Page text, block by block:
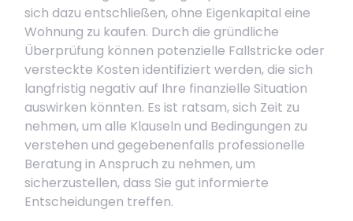
sich dazu entschließen, ohne Eigenkapital eine
Wohnung zu kaufen. Durch die gründliche
Überprüfung können potenzielle Fallstricke oder
versteckte Kosten identifiziert werden, die sich
langfristig negativ auf Ihre finanzielle Situation
auswirken könnten. Es ist ratsam, sich Zeit zu
nehmen, um alle Klauseln und Bedingungen zu
verstehen und gegebenenfalls professionelle
Beratung in Anspruch zu nehmen, um
sicherzustellen, dass Sie gut informierte
Entscheidungen treffen.